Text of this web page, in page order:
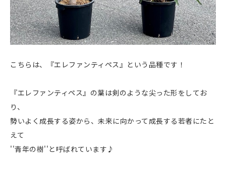
こちらは、『エレファンティペス』という品種です！
『エレファンティペス』の葉は剣のような尖った形をしてお
り、
勢いよく成長する姿から、未来に向かって成長する若者にたと
えて
''青年の樹''と呼ばれています♪